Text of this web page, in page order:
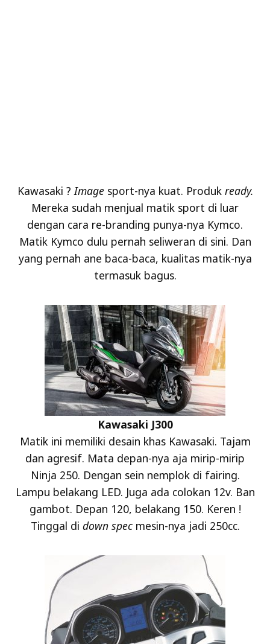
Kawasaki ?Imagesport-nya kuat. Produk ready.
Mereka sudah menjual matik sport di luar
dengan cara re-branding punya-nya Kymco.
Matik Kymco dulu pernah seliweran di sini. Dan
yang pernah ane baca-baca, kualitas matik-nya
termasuk bagus.
Kawasaki J300
Matik ini memiliki desain khas Kawasaki. Tajam
dan agresif. Mata depan-nya aja mirip-mirip
Ninja 250. Dengan sein nemplok di fairing.
Lampu belakang LED. Juga ada colokan 12v. Ban
gambot. Depan 120, belakang 150. Keren !
Tinggal di down specmesin-nya jadi 250cc.